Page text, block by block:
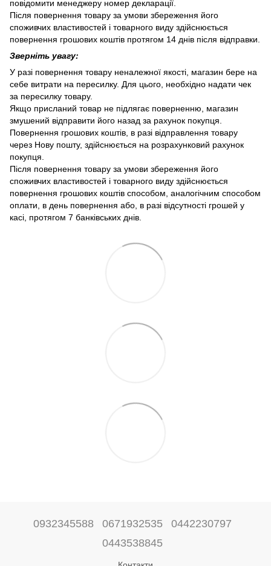
повідомити менеджеру номер декларації.
Після повернення товару за умови збереження його
споживчих властивостей і товарного виду здійснюється
повернення грошових коштів протягом 14 днів після відправки.
Зверніть увагу:
У разі повернення товару неналежної якості, магазин бере на
себе витрати на пересилку. Для цього, необхідно надати чек
за пересилку товару.
Якщо присланий товар не підлягає поверненню, магазин
змушений відправити його назад за рахунок покупця.
Повернення грошових коштів, в разі відправлення товару
через Нову пошту, здійснюється на розрахунковий рахунок
покупця.
Після повернення товару за умови збереження його
споживчих властивостей і товарного виду здійснюється
повернення грошових коштів способом, аналогічним способом
оплати, в день повернення або, в разі відсутності грошей у
касі, протягом 7 банківських днів.
0932345588 0671932535
0442230797
0443538845